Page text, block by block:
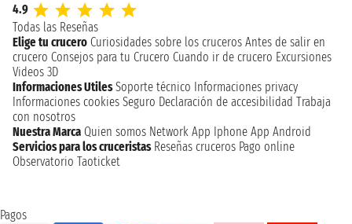
4.9
Todas las Reseñas
Elige tu crucero Curiosidades sobre los cruceros Antes de salir en
crucero Consejos para tu Crucero Cuando ir de crucero Excursiones
Videos 3D
Informaciones Utiles Soporte técnico Informaciones privacy
Informaciones cookies Seguro Declaración de accesibilidad Trabaja
con nosotros
Nuestra Marca Quien somos Network App Iphone App Android
Servicios para los cruceristas Reseñas cruceros Pago online
Observatorio Taoticket
Pagos